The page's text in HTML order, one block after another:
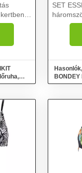
ezt
SET
kivehető
BONDEY
Női